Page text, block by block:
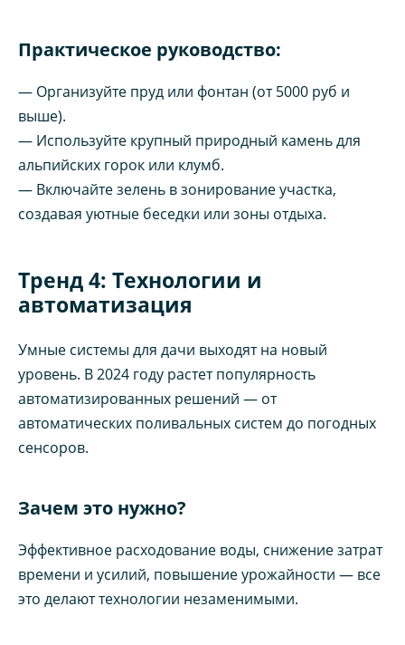
Практическое руководство:
— Организуйте пруд или фонтан (от 5000 руб и
выше).
— Используйте крупный природный камень для
альпийских горок или клумб.
— Включайте зелень в зонирование участка,
создавая уютные беседки или зоны отдыха.
Тренд 4: Технологии и
автоматизация
Умные системы для дачи выходят на новый
уровень. В 2024 году растет популярность
автоматизированных решений — от
автоматических поливальных систем до погодных
сенсоров.
Зачем это нужно?
Эффективное расходование воды, снижение затрат
времени и усилий, повышение урожайности — все
это делают технологии незаменимыми.